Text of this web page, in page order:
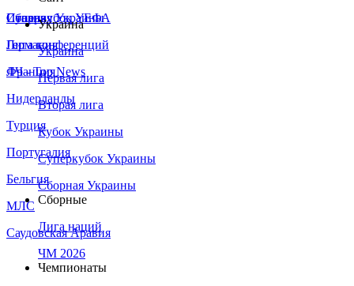
Сборная Украины
Италия
Германия
Франция
Нидерланды
Турция
Португалия
Бельгия
МЛС
Саудовская Аравия
Суперкубок УЕФА
Лига конференций
ЛЧ - Top News
Украина
Украина
Первая лига
Вторая лига
Кубок Украины
Суперкубок Украины
Сборная Украины
Сборные
Лига наций
ЧМ 2026
Чемпионаты